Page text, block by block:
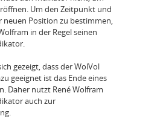
Um den Zeitpunkt und
neuen Position zu bestimmen,
in der Regel seinen
gezeigt, dass der WolVol
geeignet ist das Ende eines
Daher nutzt René Wolfram
auch zur